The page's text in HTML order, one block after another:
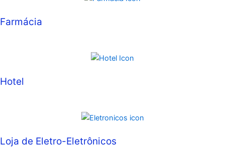
Farmácia
Hotel
Loja de Eletro-Eletrônicos